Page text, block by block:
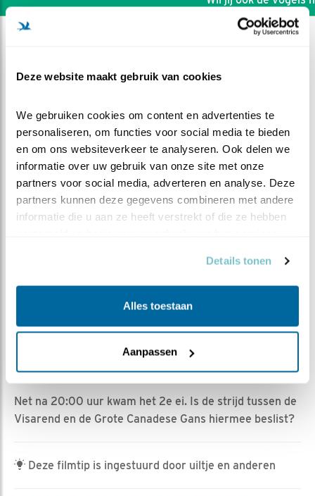
Deze website maakt gebruik van cookies
We gebruiken cookies om content en advertenties te
personaliseren, om functies voor social media te bieden
en om ons websiteverkeer te analyseren. Ook delen we
informatie over uw gebruik van onze site met onze
partners voor social media, adverteren en analyse. Deze
partners kunnen deze gegevens combineren met andere
informatie die u aan ze heeft verstrekt of die ze hebben
Details tonen
Alles toestaan
Aanpassen
2e ei CG, strijd beslist?
Vind ik leuk| Bewaar dit filmpje|
423x
Gisteravond aan het begin van de avond kwam Vrouw
Canadese Gans weer op het nest.
Net na 20:00 uur kwam het 2e ei. Is de strijd tussen de
Visarend en de Grote Canadese Gans hiermee beslist?
Deze filmtip is ingestuurd door uiltje en anderen